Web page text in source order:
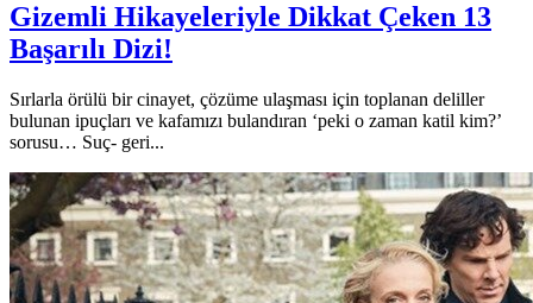
Gizemli Hikayeleriyle Dikkat Çeken 13
Başarılı Dizi!
Sırlarla örülü bir cinayet, çözüme ulaşması için toplanan deliller
bulunan ipuçları ve kafamızı bulandıran ‘peki o zaman katil kim?’
sorusu… Suç- geri...